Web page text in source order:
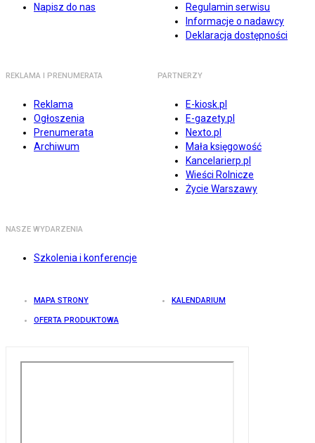
Napisz do nas
Regulamin serwisu
Informacje o nadawcy
Deklaracja dostępności
REKLAMA I PRENUMERATA
Reklama
Ogłoszenia
Prenumerata
Archiwum
PARTNERZY
E-kiosk.pl
E-gazety.pl
Nexto.pl
Mała księgowość
Kancelarierp.pl
Wieści Rolnicze
Życie Warszawy
NASZE WYDARZENIA
Szkolenia i konferencje
MAPA STRONY KALENDARIUM
OFERTA PRODUKTOWA